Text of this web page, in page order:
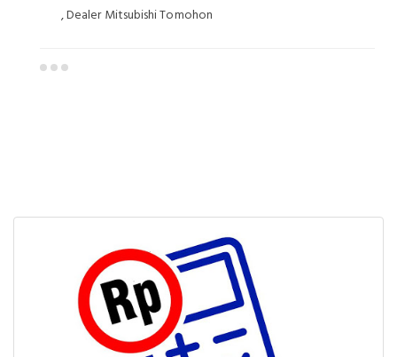
, Dealer Mitsubishi Tomohon